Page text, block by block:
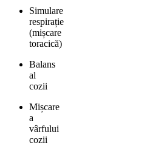
Simulare
respirație
(mișcare
toracică)
Balans
al
cozii
Mișcare
a
vârfului
cozii